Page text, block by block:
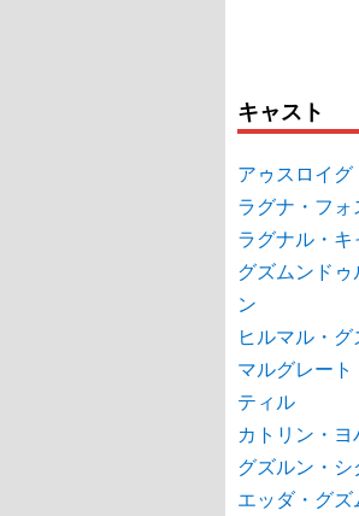
キャスト
アゥスロイ
ラグナ・フ
ラグナル・
グズムンド
ン
ヒルマル・
マルグレー
ティル
カトリン・
グズルン・
エッダ・グ